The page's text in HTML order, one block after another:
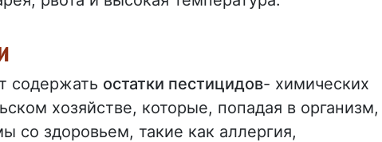
содержать остатки пестицидов- химических
хозяйстве, которые, попадая в организм,
со здоровьем, такие как аллергия,